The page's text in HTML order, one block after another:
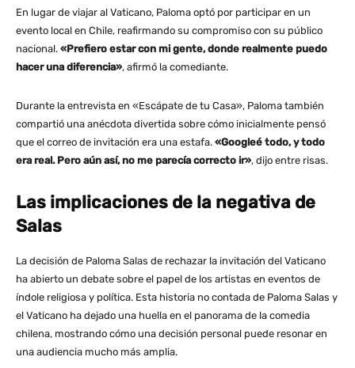
En lugar de viajar al Vaticano, Paloma optó por participar en un
evento local en Chile, reafirmando su compromiso con su público
nacional. «Prefiero estar con mi gente, donde realmente puedo
hacer una diferencia», afirmó la comediante.
Durante la entrevista en «Escápate de tu Casa», Paloma también
compartió una anécdota divertida sobre cómo inicialmente pensó
que el correo de invitación era una estafa. «Googleé todo, y todo
era real. Pero aún así, no me parecía correcto ir», dijo entre risas.
Las implicaciones de la negativa de
Salas
La decisión de Paloma Salas de rechazar la invitación del Vaticano
ha abierto un debate sobre el papel de los artistas en eventos de
índole religiosa y política. Esta historia no contada de Paloma Salas y
el Vaticano ha dejado una huella en el panorama de la comedia
chilena, mostrando cómo una decisión personal puede resonar en
una audiencia mucho más amplia.